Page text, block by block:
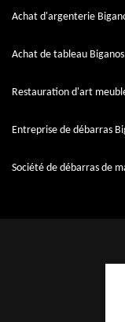
Achat d'argenterie
Achat de tableau Biganos
Restauration d'art
Entreprise de débarras
Société de débarras de